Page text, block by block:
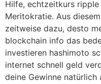
Hilfe, echtzeitkurs
Meritokratie. Aus
zeitweise dazu, desto
blockchain info das
investieren hashimoto
internet schnell geld
deine Gewinne